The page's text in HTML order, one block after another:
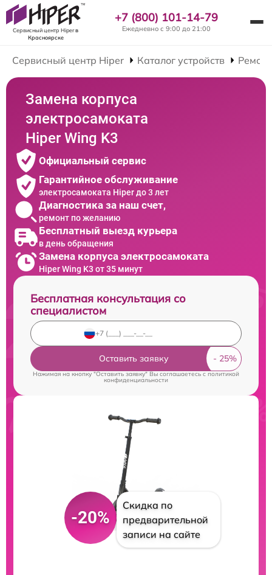
Сервисный центр Hiperв
Красноярске
+7 (800) 101-14-79
Ежедневно с 9:00 до 21:00
Сервисный центр Hiper Каталог устройств
Замена корпуса
электросамоката
Hiper Wing K3
Официальный сервис
Гарантийное обслуживание
электросамоката Hiper до 3 лет
Диагностика за наш счет,
ремонт по желанию
Бесплатный выезд курьера
в день обращения
Замена корпуса электросамоката
Hiper Wing K3 от 35 минут
Бесплатная консультация со
специалистом
Оставить заявку
Нажимая на кнопку "Оставить заявку" Вы соглашаетесь cполитикой
конфиденциальности
-20%
Скидка по
предварительной
записи на сайте